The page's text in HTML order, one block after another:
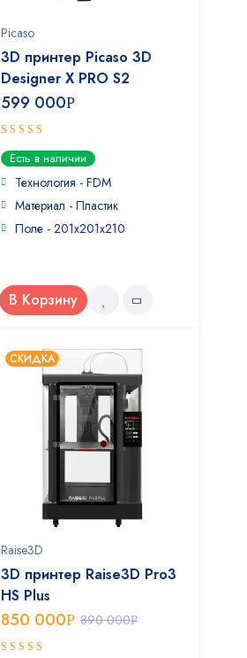
Picaso
3D принтер Picaso 3D
Designer X PRO S2
599 000Р
5out of 5
Есть в наличии
Технология - FDM
Материал - Пластик
Поле - 201х201х210
В Корзину
СКИДКА
Raise3D
3D принтер Raise3D Pro3
HS Plus
890 000Р
850 000Р